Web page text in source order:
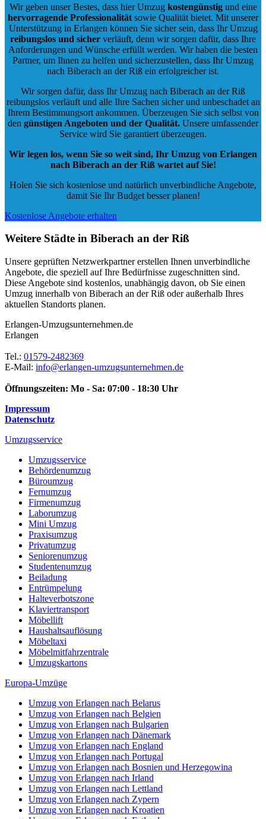
Wir geben unser Bestes, dass hier Umzug kostengünstigund eine
hervorragende Professionalität sowie Qualität bietet. Mit unserer
Unterstützung in Erlangen können Sie sicher sein, dass Ihr Umzug
reibungslos und sicher verläuft, denn wir sorgen dafür, dass Ihre
Anforderungen und Wünsche erfüllt werden. Wir haben die besten
Partner, um Ihnen zu helfen und sicherzustellen, dass Ihr Umzug
nach Biberach an der Riß ein erfolgreicher ist.
Wir sorgen dafür, dass Ihr Umzug nach Biberach an der Riß
reibungslos verläuft und alle Ihre Sachen sicher und unbeschadet an
Ihrem Bestimmungsort ankommen. Überzeugen Sie sich selbst von
den günstigen Angeboten und der Qualität. Unsere umfassender
Service wird Sie garantiert überzeugen.
Wir legen los, wenn Sie so weit sind, Ihr Umzug von Erlangen
nach Biberach an der Riß wartet auf Sie!
Holen Sie sich kostenlose und natürlich unverbindliche Angebote,
damit Sie Ihr Budget besser planen!
Kostenlose Angebote erhalten
Weitere Städte in Biberach an der Riß
Unsere geprüften Netzwerkpartner erstellen Ihnen unverbindliche
Angebote, die speziell auf Ihre Bedürfnisse zugeschnitten sind.
Diese Angebote sind kostenlos, unabhängig davon, ob Sie einen
Umzug innerhalb von Biberach an der Riß oder außerhalb Ihres
aktuellen Standorts planen.
Erlangen-Umzugsunternehmen.de
Erlangen
Tel.: 01579-2482369
E-Mail: info@erlangen-umzugsunternehmen.de
Öffnungszeiten: Mo - Sa: 07:00 - 18:30 Uhr
Impressum
Datenschutz
Umzugsservice
Umzugsservice
Behördenumzug
Büroumzug
Fernumzug
Firmenumzug
Laborumzug
Mini Umzug
Praxisumzug
Privatumzug
Seniorenumzug
Studentenumzug
Beiladung
Entrümpelung
Halteverbotszone
Klaviertransport
Möbellift
Haushaltsauflösung
Möbeltaxi
Möbelmitfahrzentrale
Umzugskartons
Europa-Umzüge
Umzug von Erlangen nach Belarus
Umzug von Erlangen nach Belgien
Umzug von Erlangen nach Bulgarien
Umzug von Erlangen nach Dänemark
Umzug von Erlangen nach England
Umzug von Erlangen nach Portugal
Umzug von Erlangen nach Bosnien und Herzegowina
Umzug von Erlangen nach Irland
Umzug von Erlangen nach Lettland
Umzug von Erlangen nach Zypern
Umzug von Erlangen nach Kroatien